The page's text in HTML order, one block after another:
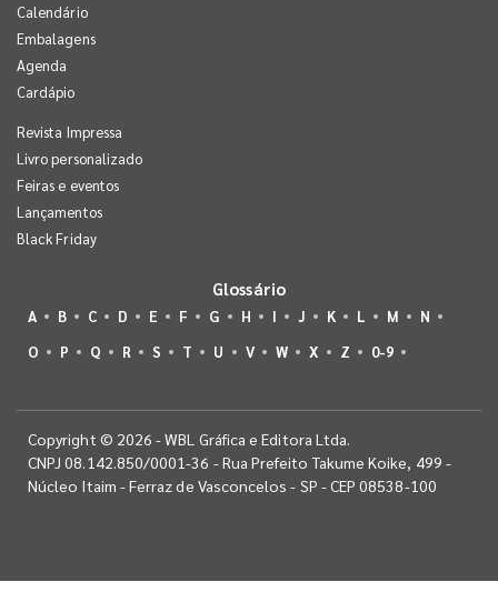
Calendário
Embalagens
Agenda
Cardápio
Revista Impressa
Livro personalizado
Feiras e eventos
Lançamentos
Black Friday
Glossário
A B C D E F G H I J K L M
N
O
P Q R S T U V W X Z 0-9
Copyright © 2026 - WBL Gráfica e Editora Ltda.
CNPJ 08.142.850/0001-36 - Rua Prefeito Takume Koike, 499 -
Núcleo Itaim - Ferraz de Vasconcelos - SP - CEP 08538-100